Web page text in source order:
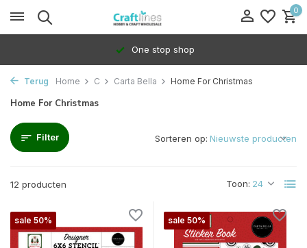
0
One stop shop
Terug Home C Carta Bella Home For Christmas
Home For Christmas
Filter
12 producten Toon:
Sorteren op:
sale 50% sale 50%